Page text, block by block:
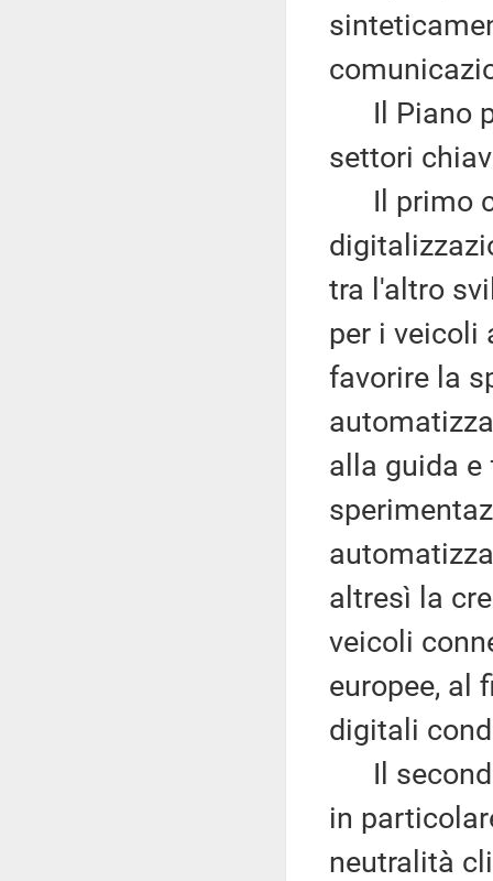
Il Piano
settori
Il primo
tra l'altro
per i veicoli
favorire la
alla guida e
altresì la
veicoli
europee, al
digitali
Il
in
neutralità